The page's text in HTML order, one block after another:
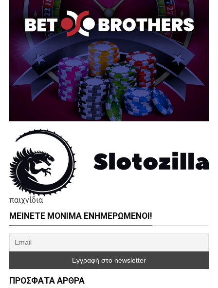
παιχνίδια
ΜΕΊΝΕΤΕ ΜΌΝΙΜΑ ΕΝΗΜΕΡΏΜΕΝΟΙ!
ΠΡΌΣΦΑΤΑ ΆΡΘΡΑ